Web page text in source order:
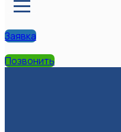
Заявка
Позвонить